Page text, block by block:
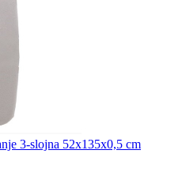
3-slojna 52x135x0,5 cm